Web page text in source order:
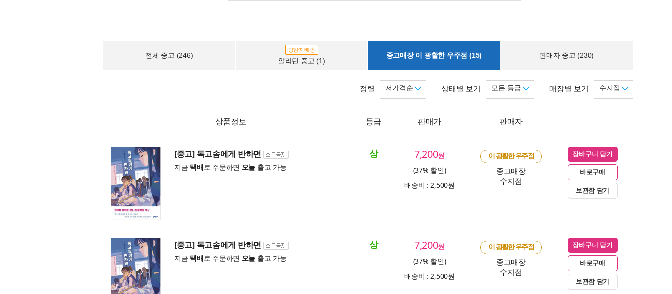
전체 중고 (246)
양탄자배송
알라딘 중고 (1)
중고매장 이 광활한 우주점 (15) 판매자 중고 (230)
매장별 보기 수지점
상태별 보기 모든 등급
정렬 저가격순
상품정보 등급 판매가 판매자
[중고] 독고솜에게 반하면
지금 택배로 주문하면 오늘 출고 가능
상 7,200원
(37% 할인)
배송비 : 2,500원
이 광활한 우주점
중고매장
수지점
장바구니 담기
바로구매
보관함 담기
[중고] 독고솜에게 반하면
지금 택배로 주문하면 오늘 출고 가능
상 7,200원
(37% 할인)
배송비 : 2,500원
이 광활한 우주점
중고매장
수지점
장바구니 담기
바로구매
보관함 담기